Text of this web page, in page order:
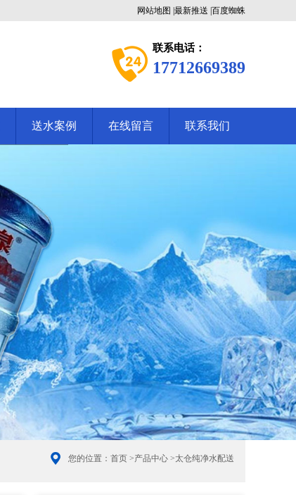
网站地图 最新推送 百度蜘蛛
联系电话：
17712669389
送水案例 在线留言 联系我们
您的位置： 首页 >产品中心 >太仓纯净水配送